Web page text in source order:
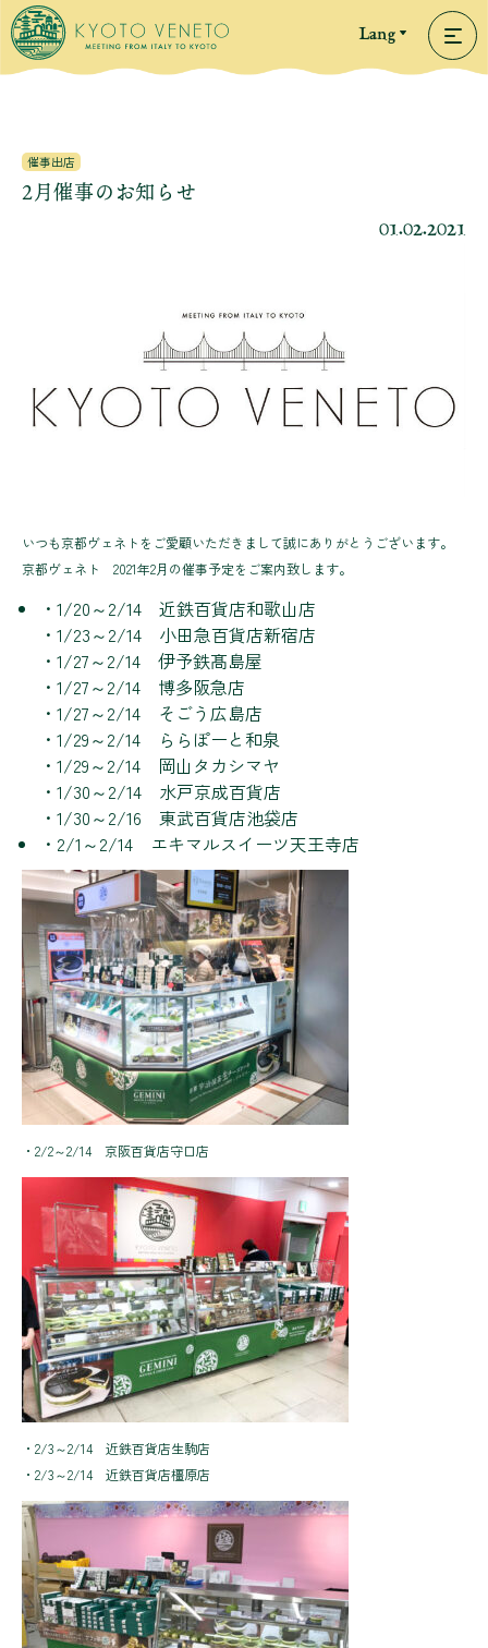
Lang
催事出店
2月催事のお知らせ
01.02.2021
いつも京都ヴェネトをご愛顧いただきまして誠にありがとうございます。
京都ヴェネト 2021年2月の催事予定をご案内致します。
・1/20～2/14 近鉄百貨店和歌山店
・1/23～2/14 小田急百貨店新宿店
・1/27～2/14 伊予鉄髙島屋
・1/27～2/14 博多阪急店
・1/27～2/14 そごう広島店
・1/29～2/14 ららぽーと和泉
・1/29～2/14 岡山タカシマヤ
・1/30～2/14 水戸京成百貨店
・1/30～2/16 東武百貨店池袋店
・2/1～2/14 エキマルスイーツ天王寺店
・2/2～2/14 京阪百貨店守口店
・2/3～2/14 近鉄百貨店生駒店
・2/3～2/14 近鉄百貨店橿原店